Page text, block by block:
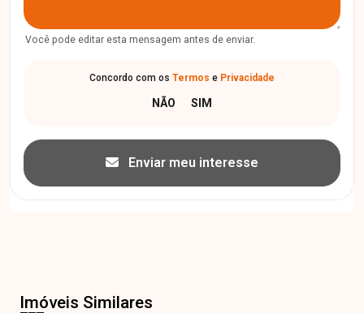
Você pode editar esta mensagem antes de enviar.
Concordo com os Termos e Privacidade
Enviar meu interesse
Imóveis Similares